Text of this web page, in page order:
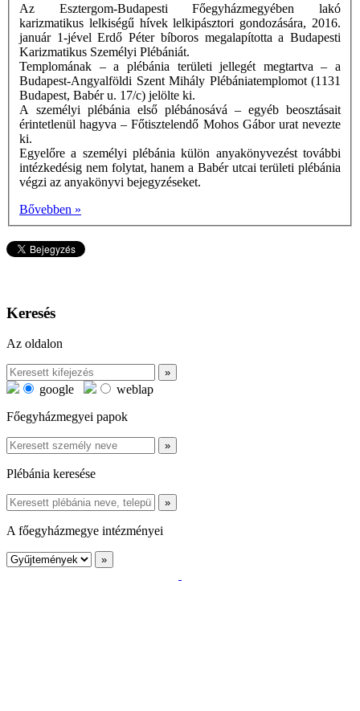
Az Esztergom-Budapesti Főegyházmegyében lakó
karizmatikus lelkiségű hívek lelkipásztori gondozására, 2016.
január 1-jével Erdő Péter bíboros megalapította a Budapesti
Karizmatikus Személyi Plébániát.
Templomának – a plébánia területi jellegét megtartva – a
Budapest-Angyalföldi Szent Mihály Plébániatemplomot (1131
Budapest, Babér u. 17/c) jelölte ki.
A személyi plébánia első plébánosává – egyéb beosztásait
érintetlenül hagyva – Főtisztelendő Mohos Gábor urat nevezte
ki.
Egyelőre a személyi plébánia külön anyakönyvezést további
intézkedésig nem folytat, hanem a Babér utcai területi plébánia
végzi az anyakönyvi bejegyzéseket.
Bővebben »
Keresés
Az oldalon
google
weblap
Főegyházmegyei papok
Plébánia keresése
A főegyházmegye intézményei